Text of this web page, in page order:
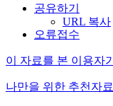
공유하기
URL 복사
오류접수
이 자료를 본 이용자
나만을 위한 추천자료